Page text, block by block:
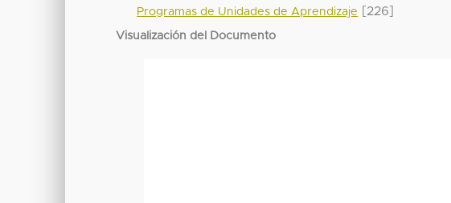
Programas de Unidades de Aprendizaje
[226]
Visualización del Documento